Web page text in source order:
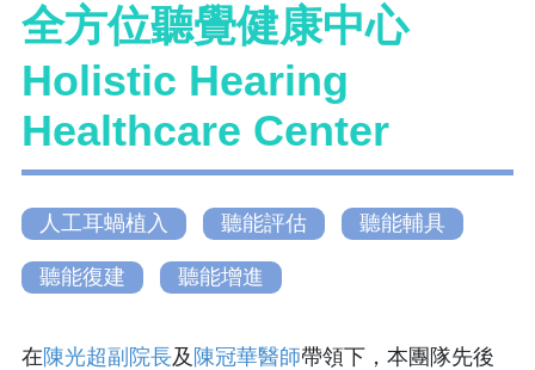
全方位聽覺健康中心
Holistic Hearing
Healthcare Center
人工耳蝸植入 聽能評估 聽能輔具
聽能復建 聽能增進
在陳光超副院長及 陳冠華醫師帶領下，本團隊先後